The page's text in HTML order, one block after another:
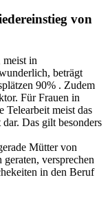
von
meist in
beträgt
90% . Zudem
Für Frauen in
Telearbeit meist das
Das gilt besonders
Mütter von
versprechen
in den Beruf